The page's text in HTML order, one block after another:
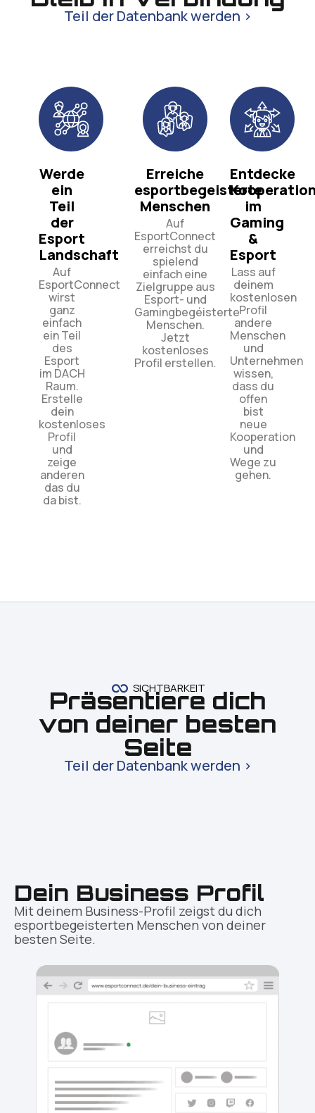
Teil der Datenbank werden >
Werde
ein
Teil
der
Esport
Landschaft
Auf
EsportConnect
wirst
ganz
einfach
ein Teil
des
Esport
im DACH
Raum.
Erstelle
dein
kostenloses
Profil
und
zeige
anderen
das du
da bist.
Erreiche
esportbegeisterte
Menschen
Auf
EsportConnect
erreichst du
spielend
einfach eine
Zielgruppe aus
Esport- und
Gamingbegéisterte
Menschen.
Jetzt
kostenloses
Profil erstellen.
Entdecke
im
Gaming
&
Esport
Lass auf
deinem
kostenlosen
Profil
andere
Menschen
und
Unternehmen
wissen,
dass du
offen
bist
neue
Kooperation
und
Wege zu
gehen.
SICHTBARKEIT
Präsentiere dich
von deiner besten
Seite
Teil der Datenbank werden >
Dein Business Profil
Mit deinem Business-Profil zeigst du dich
esportbegeisterten Menschen von deiner
besten Seite.